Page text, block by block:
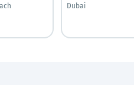
Dubai